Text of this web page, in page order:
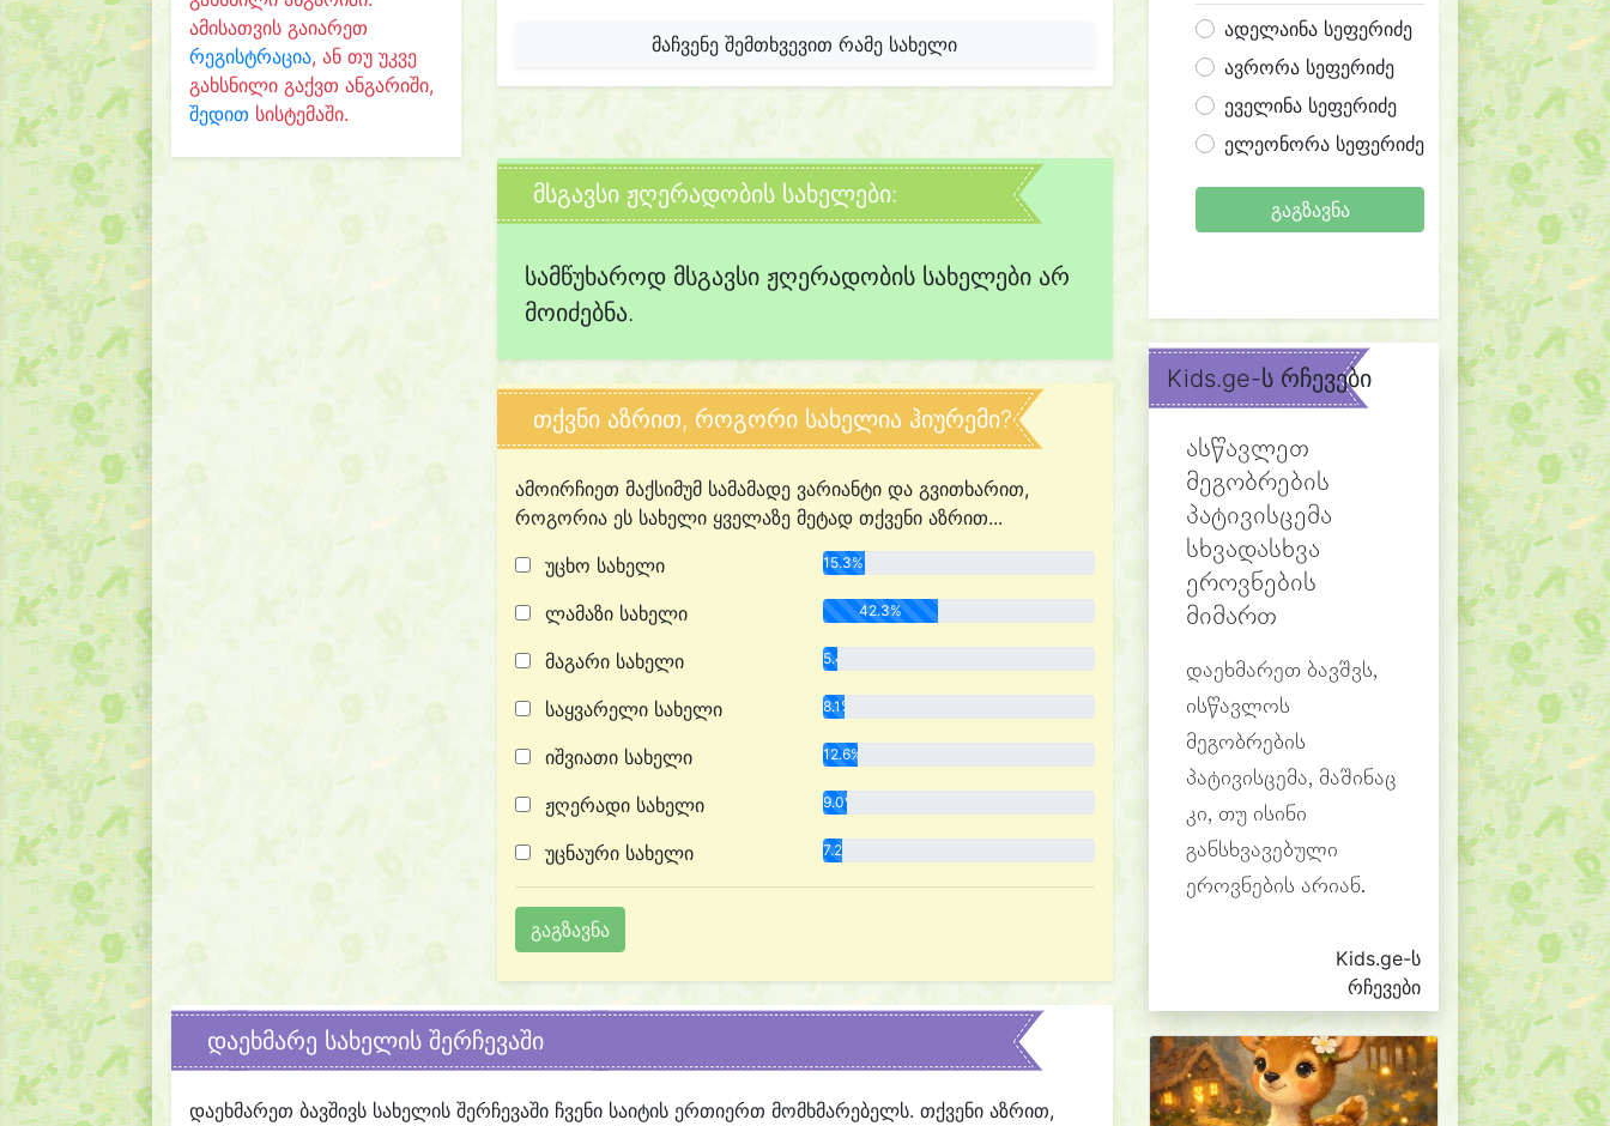
ამისათვის გაიარეთ
რეგისტრაცია, ან თუ უკვე
გახსნილი გაქვთ ანგარიში,
შედით სისტემაში.
მაჩვენე შემთხვევით რამე სახელი
მსგავსი ჟღერადობის სახელები:
სამწუხაროდ მსგავსი ჟღერადობის სახელები არ
მოიძებნა.
თქვნი აზრით, როგორი სახელია ჰიურემი?
ამოირჩიეთ მაქსიმუმ სამამადე ვარიანტი და გვითხარით,
როგორია ეს სახელი ყველაზე მეტად თქვენი აზრით...
უცხო სახელი
15.3%
ლამაზი სახელი 42.3%
მაგარი სახელი 5.4%
საყვარელი სახელი 8.1%
იშვიათი სახელი 12.6%
ჟღერადი სახელი 9.0%
უცნაური სახელი 7.2%
დაეხმარე სახელის შერჩევაში
დაეხმარეთ ბავშივს სახელის შერჩევაში ჩვენი საიტის ერთიერთ მომხმარებელს. თქვენი აზრით,
ადელაინა სეფერიძე
ავრორა სეფერიძე
ეველინა სეფერიძე
ელეონორა სეფერიძე
გაგზავნა
Kids.ge-ს რჩევები
ასწავლეთ
მეგობრების
პატივისცემა
სხვადასხვა
ეროვნების
მიმართ
დაეხმარეთ ბავშვს,
ისწავლოს
მეგობრების
პატივისცემა, მაშინაც
კი, თუ ისინი
განსხვავებული
ეროვნების არიან.
Kids.ge-ს
რჩევები